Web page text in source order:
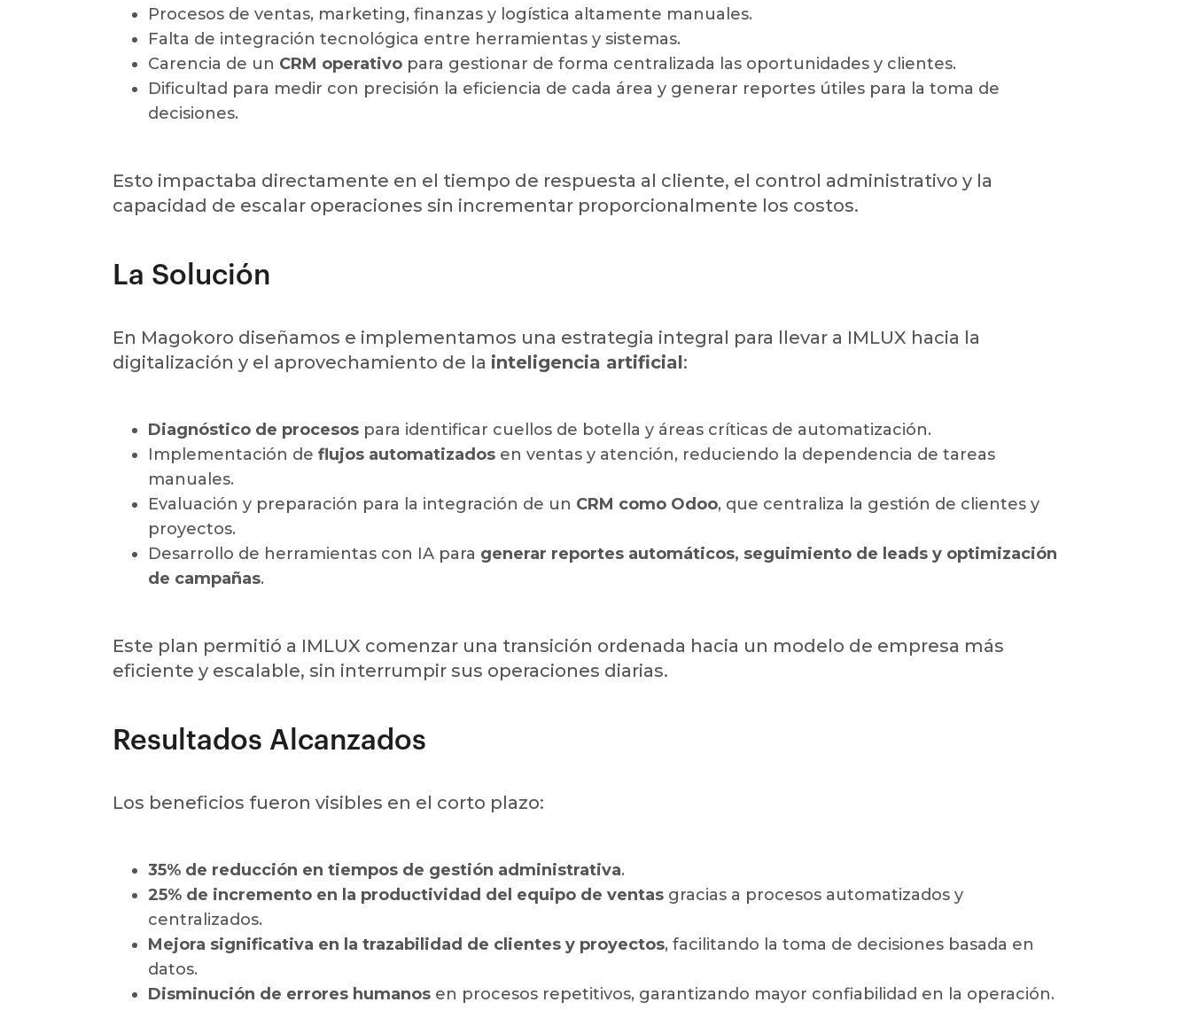
Procesos de ventas, marketing, finanzas y logística altamente manuales.
Falta de integración tecnológica entre herramientas y sistemas.
Carencia de un CRM operativo para gestionar de forma centralizada las oportunidades y clientes.
Dificultad para medir con precisión la eficiencia de cada área y generar reportes útiles para la toma de
decisiones.
Esto impactaba directamente en el tiempo de respuesta al cliente, el control administrativo y la
capacidad de escalar operaciones sin incrementar proporcionalmente los costos.
La Solución
En Magokoro diseñamos e implementamos una estrategia integral para llevar a IMLUX hacia la
digitalización y el aprovechamiento de la inteligencia artificial:
Diagnóstico de procesos para identificar cuellos de botella y áreas críticas de automatización.
Implementación de flujos automatizados en ventas y atención, reduciendo la dependencia de tareas
manuales.
Evaluación y preparación para la integración de un CRM como Odoo, que centraliza la gestión de clientes y
proyectos.
Desarrollo de herramientas con IA para generar reportes automáticos, seguimiento de leads y optimización
de campañas.
Este plan permitió a IMLUX comenzar una transición ordenada hacia un modelo de empresa más
eficiente y escalable, sin interrumpir sus operaciones diarias.
Resultados Alcanzados
Los beneficios fueron visibles en el corto plazo:
35% de reducción en tiempos de gestión administrativa.
25% de incremento en la productividad del equipo de ventas gracias a procesos automatizados y
centralizados.
Mejora significativa en la trazabilidad de clientes y proyectos, facilitando la toma de decisiones basada en
datos.
Disminución de errores humanos en procesos repetitivos, garantizando mayor confiabilidad en la operación.